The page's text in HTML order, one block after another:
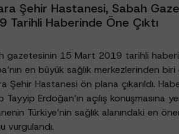
Şehir Hastanesi, Sabah
Tarihli Haberinde Öne Çıktı
gazetesinin 15 Mart 2019 tarihli
en büyük sağlık merkezlerinden
Şehir Hastanesi ön plana çıkarıldı.
Tayyip Erdoğan’ın açılış konuşmasına
Türkiye’nin sağlık alanındaki en
vurgulandı.